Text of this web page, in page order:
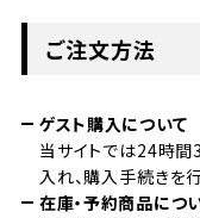
ご注文方法
ゲスト購入について
当サイトでは24時間
入れ、購入手続きを行
在庫・予約商品につ